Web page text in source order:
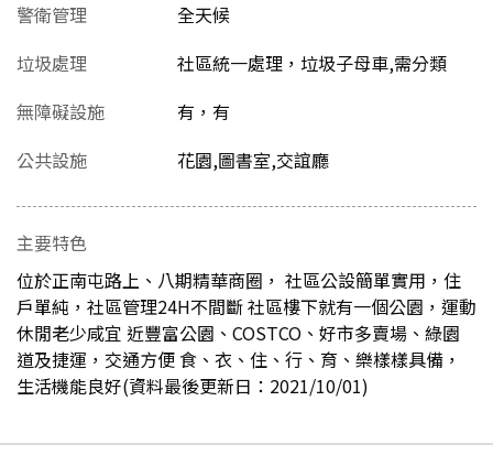
警衛管理
全天候
垃圾處理
社區統一處理，垃圾子母車,需分類
無障礙設施
有，有
公共設施
花園,圖書室,交誼廳
主要特色
位於正南屯路上、八期精華商圈， 社區公設簡單實用，住
戶單純，社區管理24H不間斷 社區樓下就有一個公園，運動
休閒老少咸宜 近豐富公園、COSTCO、好市多賣場、綠園
道及捷運，交通方便 食、衣、住、行、育、樂樣樣具備，
生活機能良好(資料最後更新日：2021/10/01)